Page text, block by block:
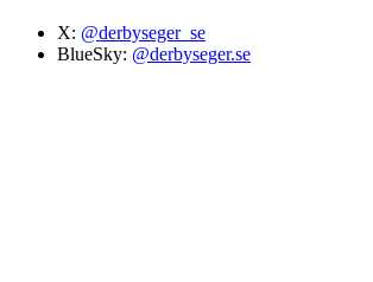
X: @derbyseger_se
BlueSky: @derbyseger.se